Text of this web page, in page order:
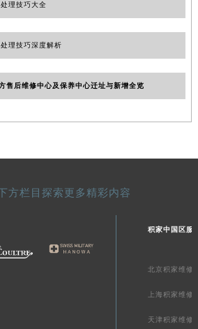
理技巧大全
理技巧深度解析
售后维修中心及保养中心迁址与新增全览
方栏目探索更多精彩内容
积家中国区服
北京积家维修
上海积家维修
天津积家维修